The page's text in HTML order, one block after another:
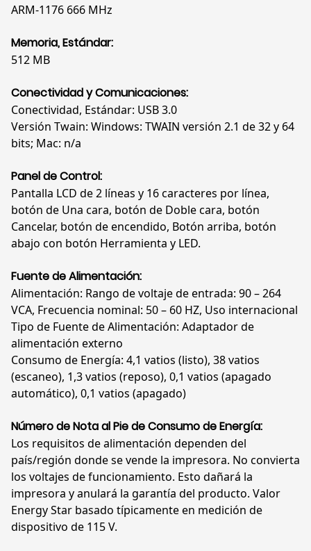
ARM-1176 666 MHz
Memoria, Estándar:
512 MB
Conectividad y Comunicaciones:
Conectividad, Estándar: USB 3.0
Versión Twain: Windows: TWAIN versión 2.1 de 32 y 64
bits; Mac: n/a
Panel de Control:
Pantalla LCD de 2 líneas y 16 caracteres por línea,
botón de Una cara, botón de Doble cara, botón
Cancelar, botón de encendido, Botón arriba, botón
abajo con botón Herramienta y LED.
Fuente de Alimentación:
Alimentación: Rango de voltaje de entrada: 90 – 264
VCA, Frecuencia nominal: 50 – 60 HZ, Uso internacional
Tipo de Fuente de Alimentación: Adaptador de
alimentación externo
Consumo de Energía: 4,1 vatios (listo), 38 vatios
(escaneo), 1,3 vatios (reposo), 0,1 vatios (apagado
automático), 0,1 vatios (apagado)
Número de Nota al Pie de Consumo de Energía:
Los requisitos de alimentación dependen del
país/región donde se vende la impresora. No convierta
los voltajes de funcionamiento. Esto dañará la
impresora y anulará la garantía del producto. Valor
Energy Star basado típicamente en medición de
dispositivo de 115 V.